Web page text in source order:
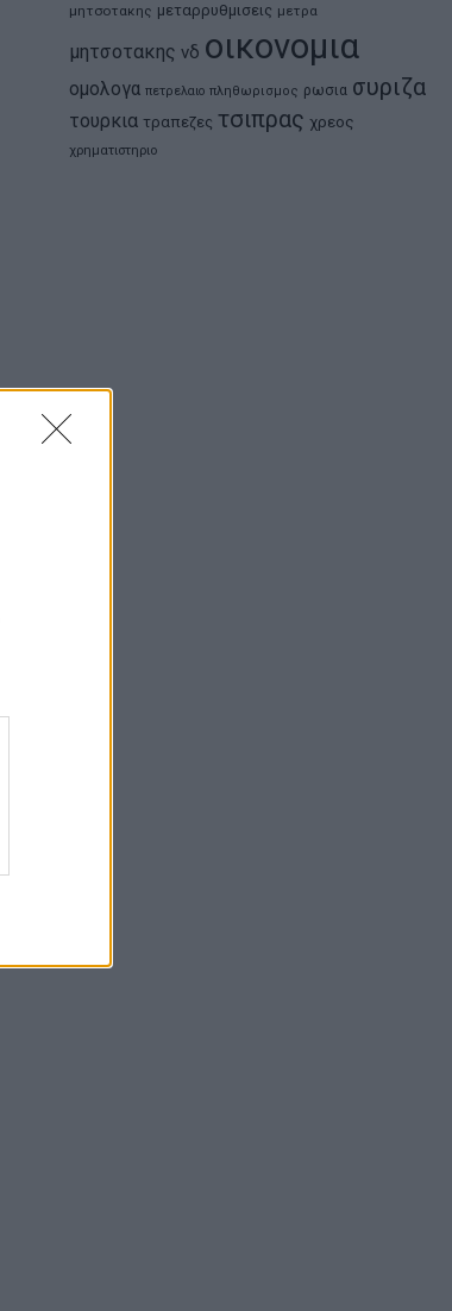
μητσοτακης μεταρρυθμισεις μετρα
μητσοτακης νδ οικονομια
ομολογα πετρελαιο πληθωρισμος ρωσια συριζα
τουρκια τραπεζες τσιπρας χρεος
χρηματιστηριο